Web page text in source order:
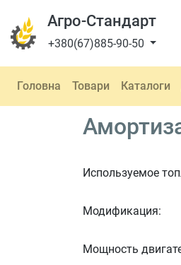
Агро-Стандарт
+380(67)885-90-50
Головна Товари Каталоги
Используемое
Модификация:
Мощность